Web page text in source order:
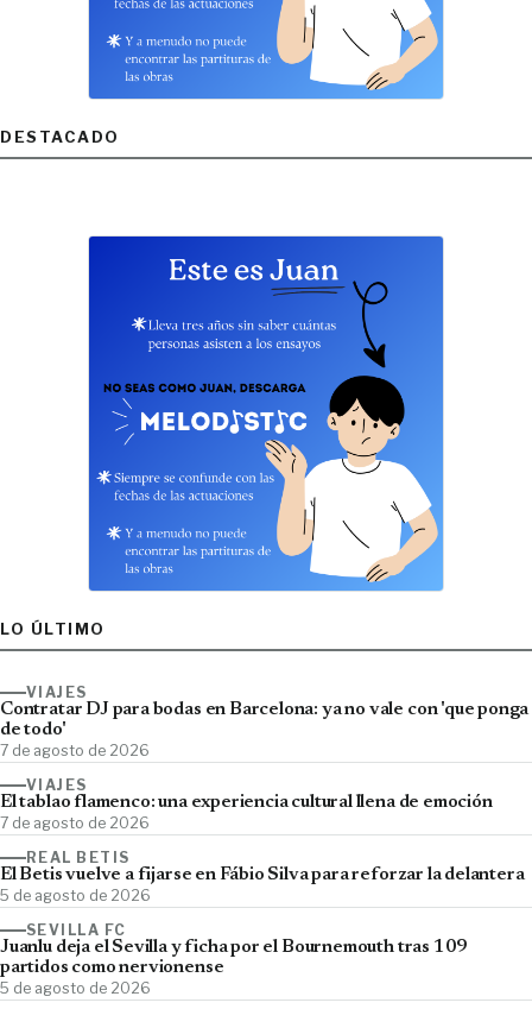
DESTACADO
LO ÚLTIMO
VIAJES
Contratar DJ para bodas en Barcelona: ya no vale con 'que ponga
de todo'
7 de agosto de 2026
VIAJES
El tablao flamenco: una experiencia cultural llena de emoción
7 de agosto de 2026
REAL BETIS
El Betis vuelve a fijarse en Fábio Silva para reforzar la delantera
5 de agosto de 2026
SEVILLA FC
Juanlu deja el Sevilla y ficha por el Bournemouth tras 109
partidos como nervionense
5 de agosto de 2026